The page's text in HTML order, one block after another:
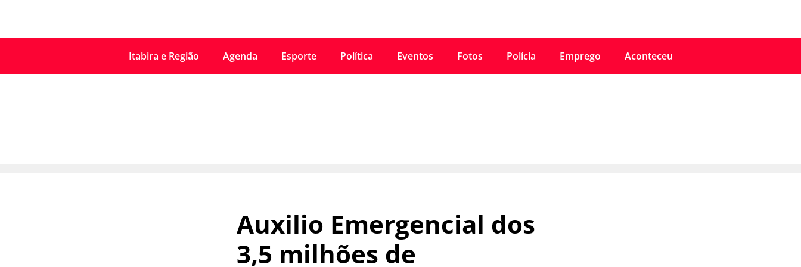
Itabira e Região Agenda Esporte Política Eventos Fotos Polícia Emprego Aconteceu
Auxilio Emergencial dos
3,5 milhões de